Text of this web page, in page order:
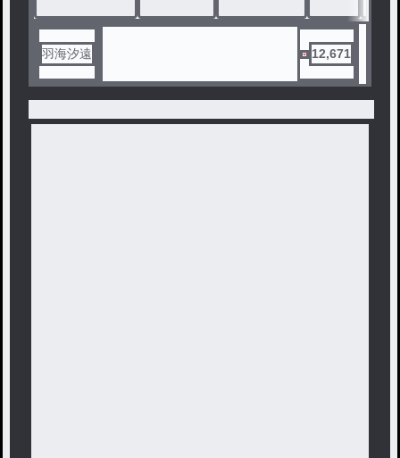
残すは魔王ソフィのみとなっ
た事で勇者たちは勝利を確信す
るが、肝心の魔王ソフィに全く
歯が立たず、片手であっさりと
勇者たちはやられてしまう。そ
んな中で勇者パーティの一人、
羽海汐遠 12,671